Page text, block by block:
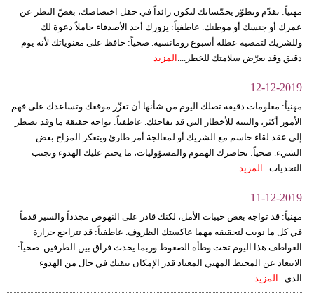
مهنياً: تقدّم وتطوّر يحمّسانك لتكون رائداً في حقل اختصاصك، بغضّ النظر عن
عمرك أو جنسك أو موطنك. عاطفياً: يزورك أحد الأصدقاء حاملاً دعوة لك
وللشريك لتمضية عطلة أسبوع رومانسية. صحياً: حافظ على معنوياتك لأنه يوم
دقيق وقد يعرّض سلامتك للخطر.... المزيد
12-12-2019
مهنياً: معلومات دقيقة تصلك اليوم من شأنها أن تعزّز موقعك وتساعدك على فهم
الأمور أكثر، والتنبه للأخطار التي قد تفاجئك. عاطفياً: تواجه حقيقة ما وقد تضطر
إلى عقد لقاء حاسم مع الشريك أو لمعالجة أمر طارئ ويتعكر المزاج بعض
الشيء. صحياً: تحاصرك الهموم والمسؤوليات، ما يحتم عليك الهدوء وتجنب
التحديات... المزيد
11-12-2019
مهنياً: قد تواجه بعض خيبات الأمل، لكنك قادر على النهوض مجدداً والسير قدماً
في كل ما نويت لتحقيقه مهما عاكستك الظروف. عاطفياً: قد تتراجع حرارة
العواطف هذا اليوم تحت وطأة الضغوط وربما يحدث فراق بين الطرفين. صحياً:
الابتعاد عن المحيط المهني المعتاد قدر الإمكان يبقيك في حال من الهدوء
الذي... المزيد